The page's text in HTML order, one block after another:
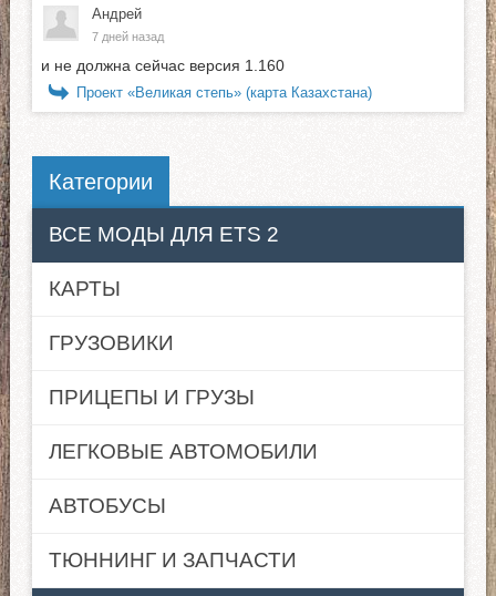
Андрей
7 дней назад
и не должна сейчас версия 1.160
Проект «Великая степь» (карта Казахстана)
Категории
ВСЕ МОДЫ ДЛЯ ETS 2
КАРТЫ
ГРУЗОВИКИ
ПРИЦЕПЫ И ГРУЗЫ
ЛЕГКОВЫЕ АВТОМОБИЛИ
АВТОБУСЫ
ТЮННИНГ И ЗАПЧАСТИ